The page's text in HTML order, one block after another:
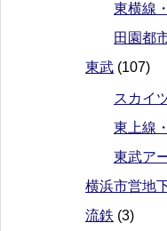
東横線
田園都
東武 (107)
スカイ
東上線
東武ア
横浜市営地
流鉄 (3)